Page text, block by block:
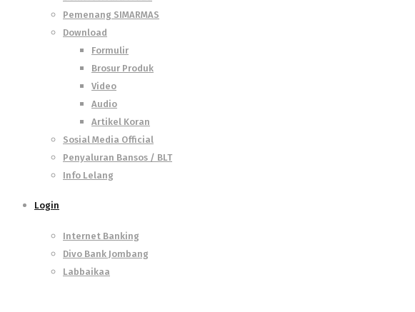
Pemenang SIMARMAS
Download
Formulir
Brosur Produk
Video
Audio
Artikel Koran
Sosial Media Official
Penyaluran Bansos / BLT
Info Lelang
Login
Internet Banking
Divo Bank Jombang
Labbaikaa